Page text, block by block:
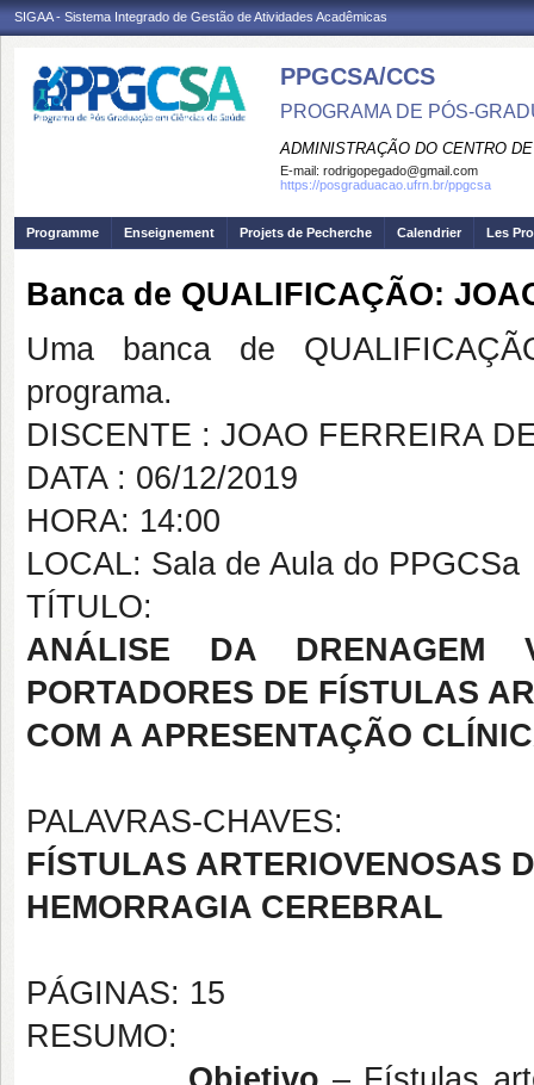
SIGAA - Sistema Integrado de Gestão de Atividades Acadêmicas
PPGCSA/CCS
PROGRAMA DE PÓS-
ADMINISTRAÇÃO DO CENTRO
E-mail: rodrigopegado@gmail.com
https://posgraduacao.ufrn.br/ppgcsa
Programme Enseignement Projets de Pecherche Calendrier Les
Banca de QUALIFICAÇÃO:
Uma banca de
programa.
DISCENTE : JOAO FERREIRA
DATA : 06/12/2019
HORA: 14:00
LOCAL: Sala de Aula do PPGCSa
TÍTULO:
ANÁLISE DA DRENAGEM
PORTADORES DE FÍSTULAS
COM A APRESENTAÇÃO
PALAVRAS-CHAVES:
FÍSTULAS ARTERIOVENOSAS
HEMORRAGIA CEREBRAL
PÁGINAS: 15
RESUMO: